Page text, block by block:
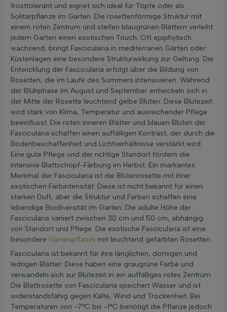
frosttolerant und eignet sich ideal für Töpfe oder als
Solitärpflanze im Garten. Die rosettenförmige Struktur mit
einem roten Zentrum und steifen blaugrünen Blättern verleiht
jedem Garten einen exotischen Touch. Oft epiphytisch
wachsend, bringt Fascicularia in mediterranen Gärten oder
Küstenlagen eine besondere Strukturwirkung zur Geltung. Die
Entwicklung der Fascicularia erfolgt über die Bildung von
Rosetten, die im Laufe des Sommers intensivieren. Während
der Blühphase im August und September entwickeln sich in
der Mitte der Rosette leuchtend gelbe Blüten. Diese Blütezeit
wird stark von Klima, Temperatur und ausreichender Pflege
beeinflusst. Die roten inneren Blätter und blauen Blüten der
Fascicularia schaffen einen auffälligen Kontrast, der durch die
Bodenbeschaffenheit und Lichtverhältnisse verstärkt wird.
Eine gute Pflege und der richtige Standort fördern die
intensive Blattschopf-Färbung im Herbst. Ein markantes
Merkmal der Fascicularia ist die Blütenrosette mit ihrer
exotischen Farbintensität. Diese ist nicht bekannt für einen
starken Duft, aber die Struktur und Farben schaffen eine
lebendige Biodiversität im Garten. Die adulte Höhe der
Fascicularia variiert zwischen 30 cm und 50 cm, abhängig
von Standort und Pflege. Die exotische Fascicularia ist eine
besondere Gartenpflanze mit leuchtend gefärbten Rosetten.
Fascicularia ist bekannt für ihre länglichen, dornigen und
ledrigen Blätter. Diese haben eine graugrüne Farbe und
verwandeln sich zur Blütezeit in ein auffälliges rotes Zentrum.
Die Blattrosette von Fascicularia speichert Wasser und ist
widerstandsfähig gegen Kälte, Wind und Trockenheit. Bei
Temperaturen von -7°C bis -1°C benötigt die Pflanze jedoch